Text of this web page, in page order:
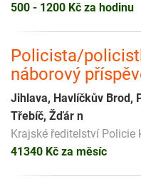
500 - 1200 Kč za hodinu
Policista/
náborový
Jihlava, Havlíčkův Brod,
Třebíč, Žďár n
Krajské ředitelství Policie
41340 Kč za měsíc